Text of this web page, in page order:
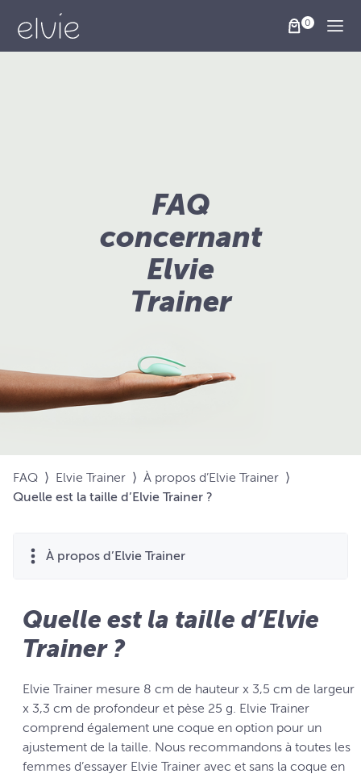
FAQ
concernant
Elvie
Trainer
FAQ ⟩ Elvie Trainer ⟩ À propos d’Elvie Trainer ⟩
Quelle est la taille d’Elvie Trainer ?
À propos d’Elvie Trainer
Quelle est la taille d’Elvie
Trainer ?
Elvie Trainer mesure 8 cm de hauteur x 3,5 cm de largeur
x 3,3 cm de profondeur et pèse 25 g. Elvie Trainer
comprend également une coque en option pour un
ajustement de la taille. Nous recommandons à toutes les
femmes d’essayer Elvie Trainer avec et sans la coque en